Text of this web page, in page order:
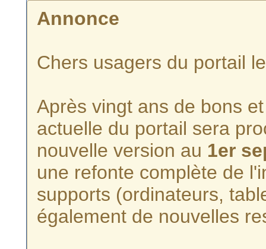
Annonce
Chers usagers du portail
Après vingt ans de bons
actuelle du portail sera
nouvelle version au 1er
une refonte complète de
supports (ordinateurs,
également de nouvelles